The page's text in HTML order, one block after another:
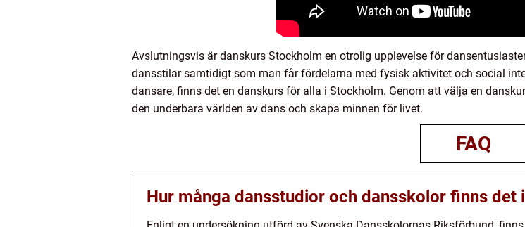
Avslutningsvis är danskurs Stockholm en otrolig upplevelse för
dansstilar samtidigt som man får fördelarna med fysisk aktivitet och social
dansare, finns det en danskurs för alla i Stockholm. Genom att välja en
den underbara världen av dans och skapa minnen för livet.
FAQ
Hur många dansstudior och dansskolor finns det